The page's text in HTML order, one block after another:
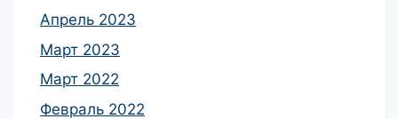
Апрель 2023
Март 2023
Март 2022
Февраль 2022